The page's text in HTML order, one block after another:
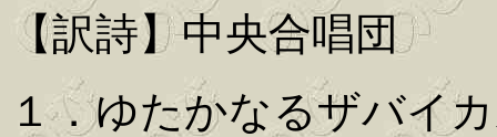
【訳詩】中央合唱団
１．ゆたかなるザバイ